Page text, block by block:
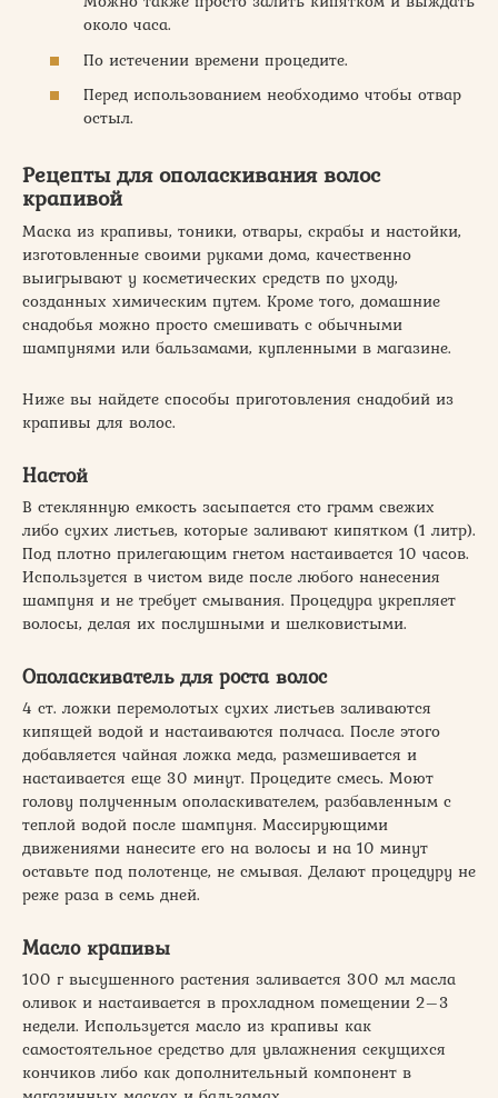
около часа.
По истечении времени процедите.
Перед использованием необходимо чтобы отвар
остыл.
Рецепты для ополаскивания волос
крапивой
Маска из крапивы, тоники, отвары, скрабы и настойки,
изготовленные своими руками дома, качественно
выигрывают у косметических средств по уходу,
созданных химическим путем. Кроме того, домашние
снадобья можно просто смешивать с обычными
шампунями или бальзамами, купленными в магазине.
Ниже вы найдете способы приготовления снадобий из
крапивы для волос.
Настой
В стеклянную емкость засыпается сто грамм свежих
либо сухих листьев, которые заливают кипятком (1 литр).
Под плотно прилегающим гнетом настаивается 10 часов.
Используется в чистом виде после любого нанесения
шампуня и не требует смывания. Процедура укрепляет
волосы, делая их послушными и шелковистыми.
Ополаскиватель для роста волос
4 ст. ложки перемолотых сухих листьев заливаются
кипящей водой и настаиваются полчаса. После этого
добавляется чайная ложка меда, размешивается и
настаивается еще 30 минут. Процедите смесь. Моют
голову полученным ополаскивателем, разбавленным с
теплой водой после шампуня. Массирующими
движениями нанесите его на волосы и на 10 минут
оставьте под полотенце, не смывая. Делают процедуру не
реже раза в семь дней.
Масло крапивы
100 г высушенного растения заливается 300 мл масла
оливок и настаивается в прохладном помещении 2–3
недели. Используется масло из крапивы как
самостоятельное средство для увлажнения секущихся
кончиков либо как дополнительный компонент в